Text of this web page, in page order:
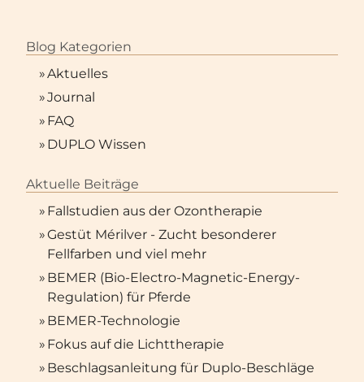
Blog Kategorien
»Aktuelles
»Journal
» FAQ
» DUPLO Wissen
Aktuelle Beiträge
» Fallstudien aus der Ozontherapie
»Gestüt Mérilver - Zucht besonderer
Fellfarben und viel mehr
» BEMER (Bio-Electro-Magnetic-Energy-
Regulation) für Pferde
» BEMER-Technologie
» Fokus auf die Lichttherapie
» Beschlagsanleitung für Duplo-Beschläge